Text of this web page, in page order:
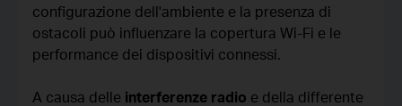
configurazione dell'ambiente e la presenza di
ostacoli può influenzare la copertura Wi-Fi e le
performance dei dispositivi connessi.
A causa delle interferenze radio e della differente